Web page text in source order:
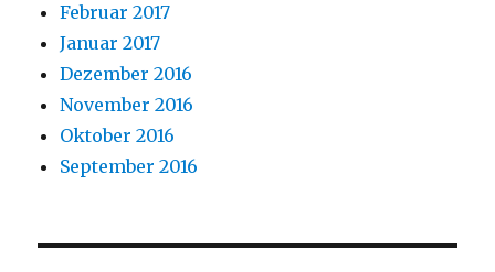
Februar 2017
Januar 2017
Dezember 2016
November 2016
Oktober 2016
September 2016